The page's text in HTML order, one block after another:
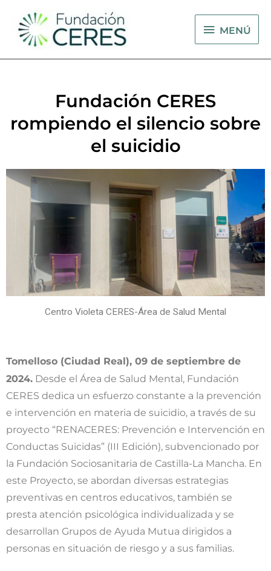
contenido
MENÚ
MENÚ
Fundación CERES
rompiendo el silencio sobre
el suicidio
Centro Violeta CERES-Área de Salud Mental
Tomelloso (Ciudad Real), 09 de septiembre de
2024. Desde el Área de Salud Mental, Fundación
CERES dedica un esfuerzo constante a la prevención
e intervención en materia de suicidio, a través de su
proyecto “RENACERES: Prevención e Intervención en
Conductas Suicidas” (III Edición), subvencionado por
la Fundación Sociosanitaria de Castilla-La Mancha. En
este Proyecto, se abordan diversas estrategias
preventivas en centros educativos, también se
presta atención psicológica individualizada y se
desarrollan Grupos de Ayuda Mutua dirigidos a
personas en situación de riesgo y a sus familias.